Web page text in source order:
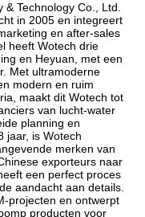
& Technology Co., Ltd.
in 2005 en integreert
en after-sales
heeft Wotech drie
en Heyuan, met een
Met ultramoderne
modern en ruim
maakt dit Wotech tot
van lucht-water
planning en
jaar, is Wotech
merken van
exporteurs naar
een perfect proces
aandacht aan details.
projecten en ontwerpt
producten voor